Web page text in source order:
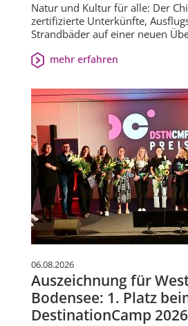
Natur und Kultur für alle: Der
zertifizierte Unterkünfte,
Strandbäder auf einer neuen
mehr erfahren
06.08.2026
Auszeichnung für
Bodensee: 1. Platz
DestinationCamp 2026